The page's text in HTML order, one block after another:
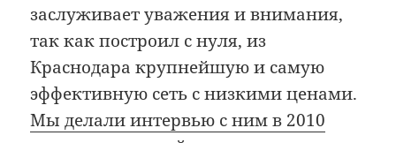
заслуживает уважения и внимания,
так как построил с нуля, из
Краснодара крупнейшую и самую
эффективную сеть с низкими ценами.
Мы делали интервью с ним в 2010